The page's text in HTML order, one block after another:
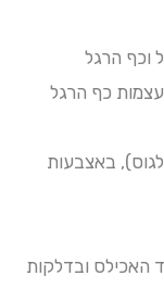
וכף הרגל
כף הרגל
באצבעות
האכילס ובדלקות